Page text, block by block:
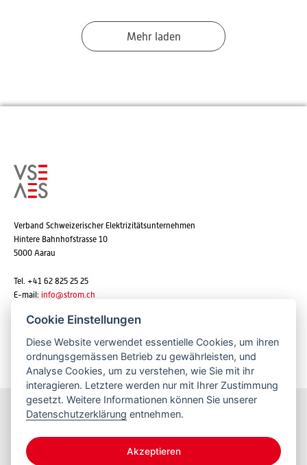
Mehr laden
Verband Schweizerischer Elektrizitätsunternehmen
Hintere Bahnhofstrasse 10
5000 Aarau
Tel. +41 62 825 25 25
E-mail: info@strom.ch
Newsletter abonnieren
Bleiben Sie informiert
Cookie Einstellungen
Diese Website verwendet essentielle Cookies, um ihren
ordnungsgemässen Betrieb zu gewährleisten, und
Analyse Cookies, um zu verstehen, wie Sie mit ihr
interagieren. Letztere werden nur mit Ihrer Zustimmung
gesetzt. Weitere Informationen können Sie unserer
Datenschutzerklärung entnehmen.
Akzeptieren